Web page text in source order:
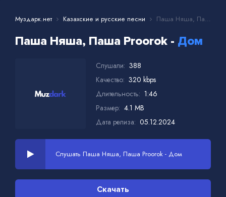
Муздарк.нет Казахские и русские песни Паша Няша, Паша Proorok - Дом
Паша Няша, Паша Proorok - Дом
Слушали: 388
Качество: 320 kbps
Длительность: 1:46
Размер: 4.1 MB
Дата релиза: 05.12.2024
Слушать Паша Няша, Паша Proorok - Дом
Скачать